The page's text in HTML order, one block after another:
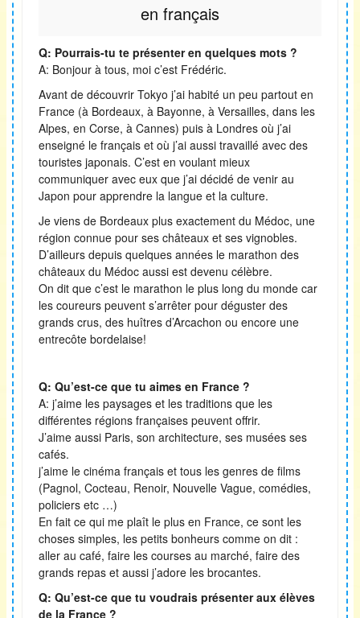
en français
Q: Pourrais-tu te présenter en quelques mots ?
A: Bonjour à tous, moi c’est Frédéric.
Avant de découvrir Tokyo j’ai habité un peu partout en
France (à Bordeaux, à Bayonne, à Versailles, dans les
Alpes, en Corse, à Cannes) puis à Londres où j’ai
enseigné le français et où j’ai aussi travaillé avec des
touristes japonais. C’est en voulant mieux
communiquer avec eux que j’ai décidé de venir au
Japon pour apprendre la langue et la culture.
Je viens de Bordeaux plus exactement du Médoc, une
région connue pour ses châteaux et ses vignobles.
D’ailleurs depuis quelques années le marathon des
châteaux du Médoc aussi est devenu célèbre.
On dit que c’est le marathon le plus long du monde car
les coureurs peuvent s’arrêter pour déguster des
grands crus, des huîtres d’Arcachon ou encore une
entrecôte bordelaise!
Q: Qu’est-ce que tu aimes en France ?
A: j’aime les paysages et les traditions que les
différentes régions françaises peuvent offrir.
J’aime aussi Paris, son architecture, ses musées ses
cafés.
j’aime le cinéma français et tous les genres de films
(Pagnol, Cocteau, Renoir, Nouvelle Vague, comédies,
policiers etc …)
En fait ce qui me plaît le plus en France, ce sont les
choses simples, les petits bonheurs comme on dit :
aller au café, faire les courses au marché, faire des
grands repas et aussi j’adore les brocantes.
Q: Qu’est-ce que tu voudrais présenter aux élèves
de la France ?